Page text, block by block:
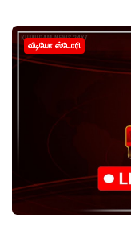
வீடியோ ஸ்டோரி